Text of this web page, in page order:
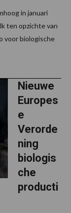
in januari
ten opzichte van
voor biologische
Nieuwe
Europes
e
Verorde
ning
biologis
che
producti